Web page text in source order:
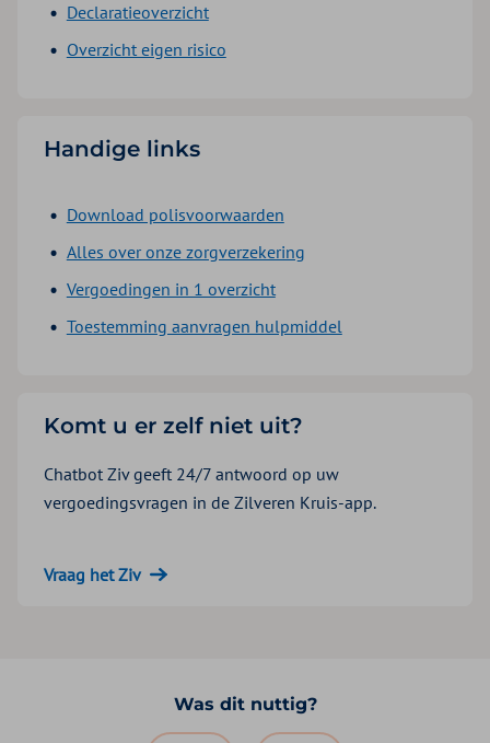
Declaratieoverzicht
Overzicht eigen risico
Handige links
Download polisvoorwaarden
Alles over onze zorgverzekering
Vergoedingen in 1 overzicht
Toestemming aanvragen hulpmiddel
Komt u er zelf niet uit?
Chatbot Ziv geeft 24/7 antwoord op uw
vergoedingsvragen in de Zilveren Kruis-app.
Vraag het Ziv
Was dit nuttig?